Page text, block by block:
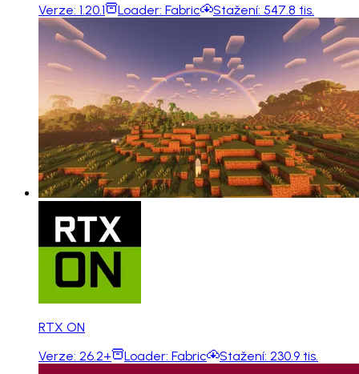
Verze: 1.20.1 Loader: Fabric Stažení: 547.8 tis.
RTX ON
Verze: 26.2+ Loader: Fabric Stažení: 230.9 tis.